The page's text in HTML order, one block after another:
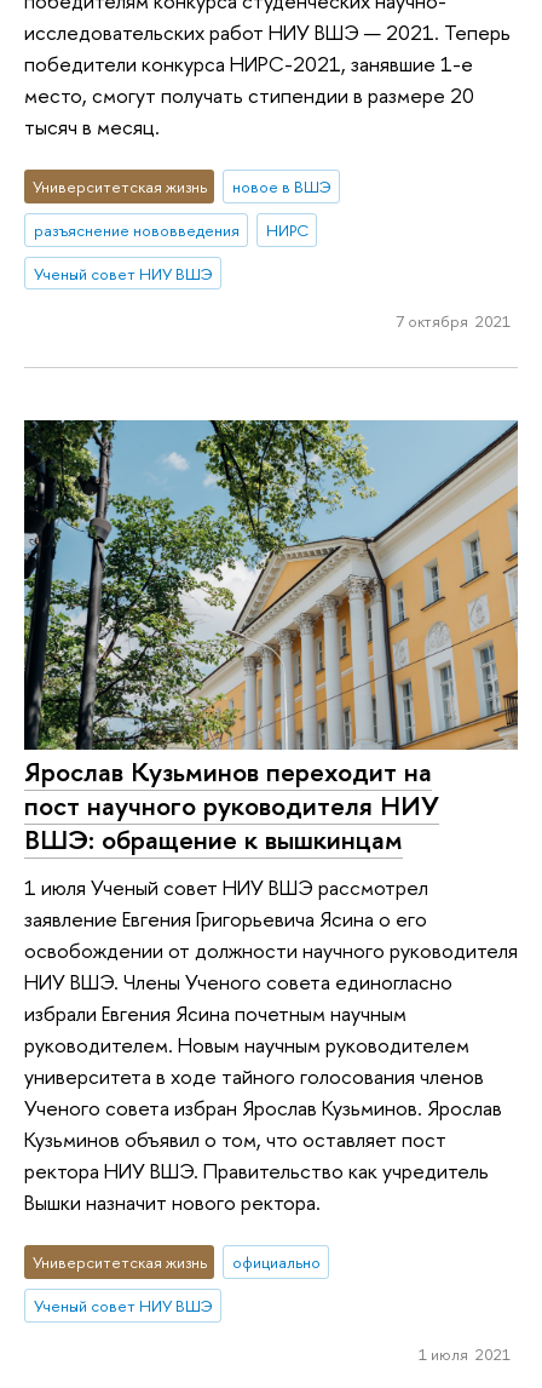
исследовательских работ НИУ ВШЭ — 2021. Теперь
победители конкурса НИРС-2021, занявшие 1-е
место, смогут получать стипендии в размере 20
тысяч в месяц.
Университетская жизнь
новое в ВШЭ
разъяснение нововведения
НИРС
Ученый совет НИУ ВШЭ
7 октября 2021
Ярослав Кузьминов переходит на
пост научного руководителя НИУ
ВШЭ: обращение к вышкинцам
1 июля Ученый совет НИУ ВШЭ рассмотрел
заявление Евгения Григорьевича Ясина о его
освобождении от должности научного руководителя
НИУ ВШЭ. Члены Ученого совета единогласно
избрали Евгения Ясина почетным научным
руководителем. Новым научным руководителем
университета в ходе тайного голосования членов
Ученого совета избран Ярослав Кузьминов. Ярослав
Кузьминов объявил о том, что оставляет пост
ректора НИУ ВШЭ. Правительство как учредитель
Вышки назначит нового ректора.
Университетская жизнь
официально
Ученый совет НИУ ВШЭ
1 июля 2021